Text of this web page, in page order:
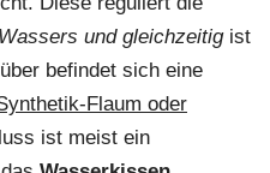
Wassers und gleichzeitigist
befindet sich eine
Flaum oder
ist meist ein